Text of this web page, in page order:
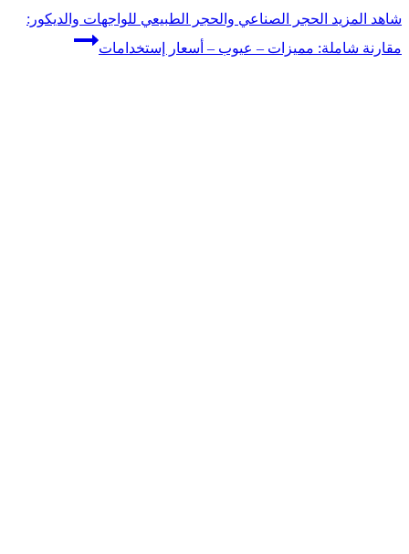
شاهد المزيد الحجر الصناعي والحجر الطبيعي للواجهات والديكور:
مقارنة شاملة: مميزات – عيوب – أسعار إستخدامات